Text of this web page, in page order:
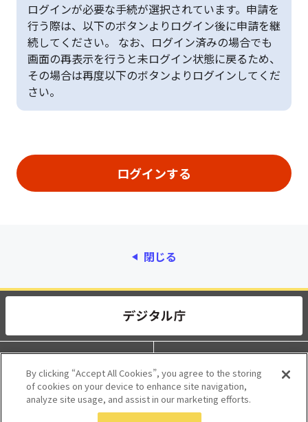
ログインが必要な手続が選択されています。申請を
行う際は、以下のボタンよりログイン後に申請を継
続してください。 なお、ログイン済みの場合でも
画面の再表示を行うと未ログイン状態に戻るため、
その場合は再度以下のボタンよりログインしてくだ
さい。
閉じる
動作環境 個人情報保護
利用規約 アクセシビリティ
By clicking “Accept All Cookies”, you agree to the storing
of cookies on your device to enhance site navigation,
analyze site usage, and assist in our marketing efforts.